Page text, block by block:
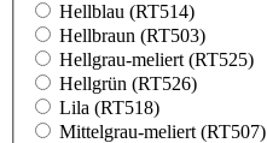
Hellblau (RT514)
Hellbraun (RT503)
Hellgrau-meliert (RT525)
Hellgrün (RT526)
Lila (RT518)
Mittelgrau-meliert (RT507)